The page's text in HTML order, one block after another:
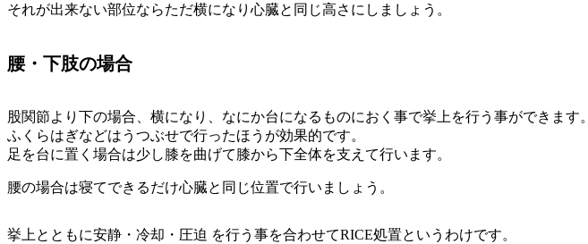
それが出来ない部位ならただ横になり心臓と同じ高さにしましょう。
腰・下肢の場合
股関節より下の場合、横になり、なにか台になるものにおく事で挙上を行う事ができます。
ふくらはぎなどはうつぶせで行ったほうが効果的です。
足を台に置く場合は少し膝を曲げて膝から下全体を支えて行います。
腰の場合は寝てできるだけ心臓と同じ位置で行いましょう。
挙上とともに安静・冷却・圧迫 を行う事を合わせてRICE処置というわけです。